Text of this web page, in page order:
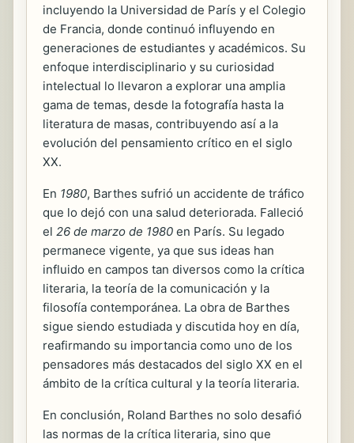
incluyendo la Universidad de París y el Colegio
de Francia, donde continuó influyendo en
generaciones de estudiantes y académicos. Su
enfoque interdisciplinario y su curiosidad
intelectual lo llevaron a explorar una amplia
gama de temas, desde la fotografía hasta la
literatura de masas, contribuyendo así a la
evolución del pensamiento crítico en el siglo
XX.
En 1980, Barthes sufrió un accidente de tráfico
que lo dejó con una salud deteriorada. Falleció
el 26 de marzo de 1980 en París. Su legado
permanece vigente, ya que sus ideas han
influido en campos tan diversos como la crítica
literaria, la teoría de la comunicación y la
filosofía contemporánea. La obra de Barthes
sigue siendo estudiada y discutida hoy en día,
reafirmando su importancia como uno de los
pensadores más destacados del siglo XX en el
ámbito de la crítica cultural y la teoría literaria.
En conclusión, Roland Barthes no solo desafió
las normas de la crítica literaria, sino que